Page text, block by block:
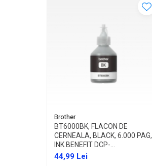
Brother
BT6000BK, FLACON DE
CERNEALA, BLACK, 6.000 PAG,
INK BENEFIT DCP-
T300/T500W/T700W
44,99 Lei